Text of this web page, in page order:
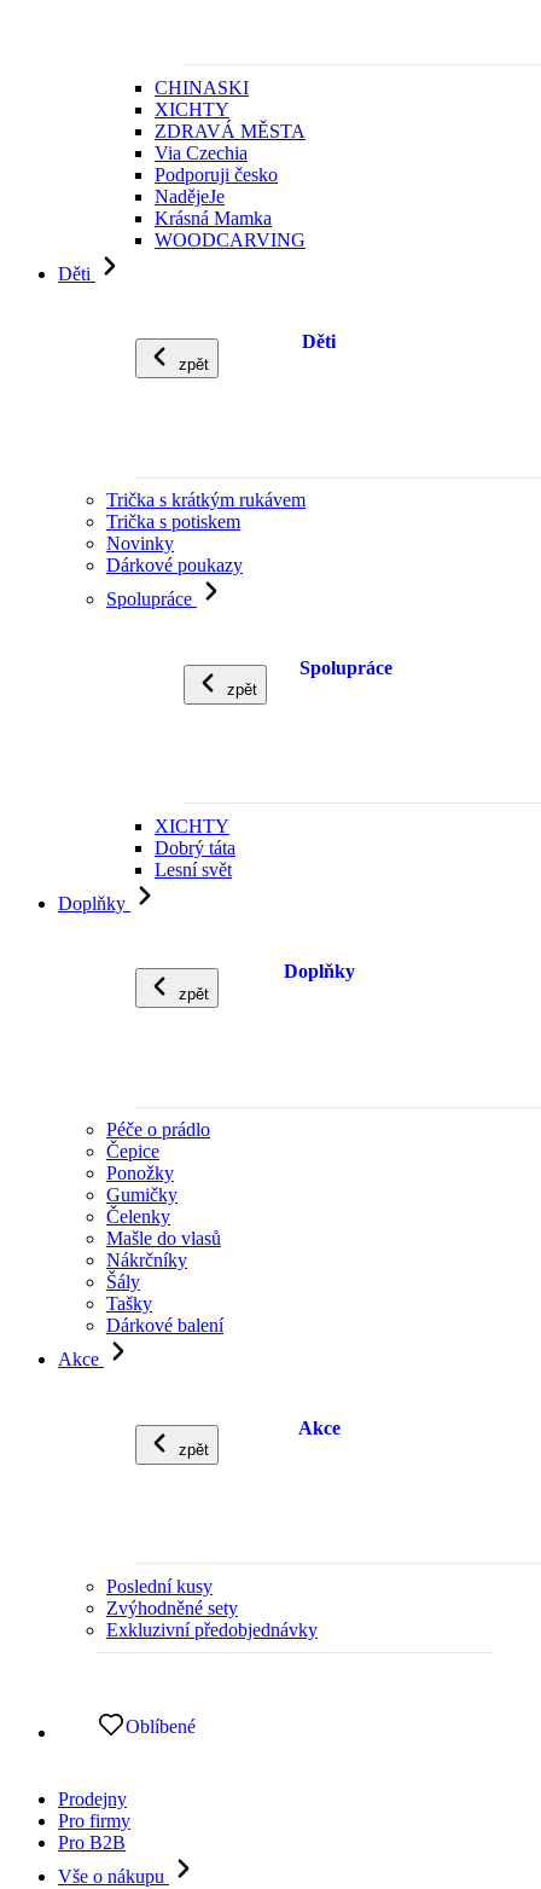
CHINASKI
XICHTY
ZDRAVÁ MĚSTA
Via Czechia
Podporuji česko
NadějeJe
Krásná Mamka
WOODCARVING
Děti
zpět
Děti
Trička s krátkým rukávem
Trička s potiskem
Novinky
Dárkové poukazy
Spolupráce
zpět
Spolupráce
XICHTY
Dobrý táta
Lesní svět
Doplňky
zpět
Doplňky
Péče o prádlo
Čepice
Ponožky
Gumičky
Čelenky
Mašle do vlasů
Nákrčníky
Šály
Tašky
Dárkové balení
Akce
zpět
Akce
Poslední kusy
Zvýhodněné sety
Exkluzivní předobjednávky
Oblíbené
Prodejny
Pro firmy
Pro B2B
Vše o nákupu